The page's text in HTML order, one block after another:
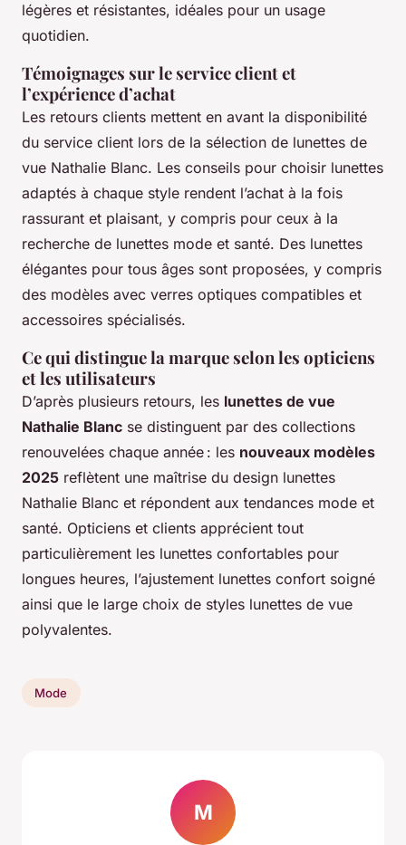
légères et résistantes, idéales pour un usage
quotidien.
Témoignages sur le service client et
l’expérience d’achat
Les retours clients mettent en avant la disponibilité
du service client lors de la sélection de lunettes de
vue Nathalie Blanc. Les conseils pour choisir lunettes
adaptés à chaque style rendent l’achat à la fois
rassurant et plaisant, y compris pour ceux à la
recherche de lunettes mode et santé. Des lunettes
élégantes pour tous âges sont proposées, y compris
des modèles avec verres optiques compatibles et
accessoires spécialisés.
Ce qui distingue la marque selon les opticiens
et les utilisateurs
D’après plusieurs retours, les lunettes de vue
Nathalie Blanc se distinguent par des collections
renouvelées chaque année : les nouveaux modèles
2025 reflètent une maîtrise du design lunettes
Nathalie Blanc et répondent aux tendances mode et
santé. Opticiens et clients apprécient tout
particulièrement les lunettes confortables pour
longues heures, l’ajustement lunettes confort soigné
ainsi que le large choix de styles lunettes de vue
polyvalentes.
Mode
M